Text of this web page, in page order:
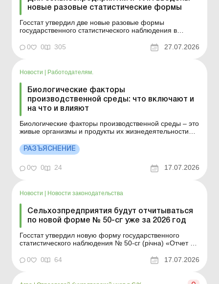
новые разовые статистические формы
Госстат утвердил две новые разовые формы
государственного статистического наблюдения в
сельскохозяйственных (аграрных) хозяйств. Они будут
применяться при отчетности за 2026 год. Больше по
несвоевременную подачу статистиче...
0 0 305 27.07.2026
Новости Работодателям.
Биологические факторы
производственной среды: что включают и
на что и влияют
Биологические факторы производственной среды – это
живые организмы и продукты их жизнедеятельности
биотоксины), вызывающие инфекционные или
системные реакции организма. Больше по теме:
Охрана труда: права работников, обязанности
работодателя, сл...
РАЗЪЯСНЕНИЕ
0 0 24 17.07.2026
Новости | Новости законодательства
Сельхозпредприятия будут отчитываться
по новой форме № 50-сг уже за 2026 год
Госстат утвердил новую форму государственного
статистического наблюдения № 50-сг (річна) «Отчет об
сельскохозяйственных предприятий». Ее будут
применять уже при составлении отчета за 2026 год.
0 0 64 17.07.2026